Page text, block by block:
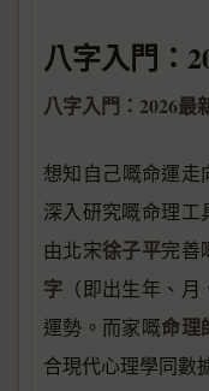
八字入門：
八字入門：2026最
想知自己嘅命運走
深入研究嘅命理工
由北宋徐子平完善
字 （即出生年、
運勢。而家嘅命理
合現代心理學同數